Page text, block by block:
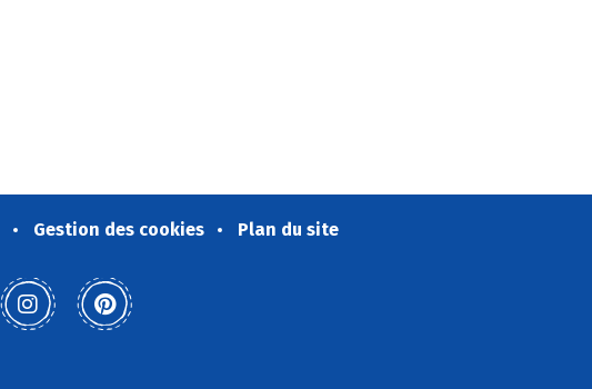
Gestion des cookies Plan du site